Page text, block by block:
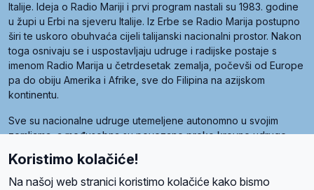
Italije. Ideja o Radio Mariji i prvi program nastali su 1983. godine
u župi u Erbi na sjeveru Italije. Iz Erbe se Radio Marija postupno
širi te uskoro obuhvaća cijeli talijanski nacionalni prostor. Nakon
toga osnivaju se i uspostavljaju udruge i radijske postaje s
imenom Radio Marija u četrdesetak zemalja, počevši od Europe
pa do obiju Amerika i Afrike, sve do Filipina na azijskom
kontinentu.
Sve su nacionalne udruge utemeljene autonomno u svojim
zemljama, a međusobna su povezane preko krovne udruge
Radio Maria). Svjetsku obitelj utemeljilo je sedam članica, među
kojima je i hrvatska Udruga Radio Marija.
Koristimo kolačiće!
Na našoj web stranici koristimo kolačiće kako bismo